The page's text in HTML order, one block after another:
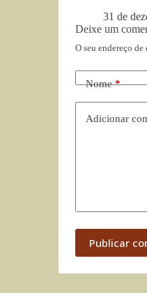
31 de
Deixe um
O seu endereço
Nome*
Adicionar
Publicar